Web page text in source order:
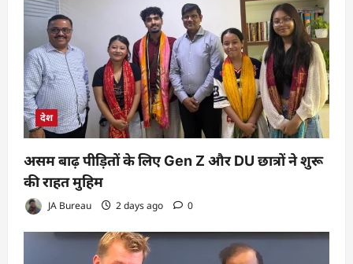
देश
असम बाढ़ पीड़ितों के लिए Gen Z और DU छात्रों ने शुरू
की राहत मुहिम
JA Bureau 2 days ago 0